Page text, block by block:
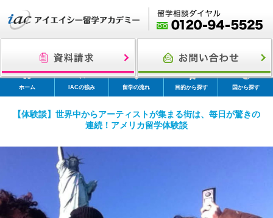
ホーム IACの強み 留学の流れ 目的から探す 国から探す
【体験談】世界中からアーティストが集まる街は、毎日が驚きの
連続！アメリカ留学体験談